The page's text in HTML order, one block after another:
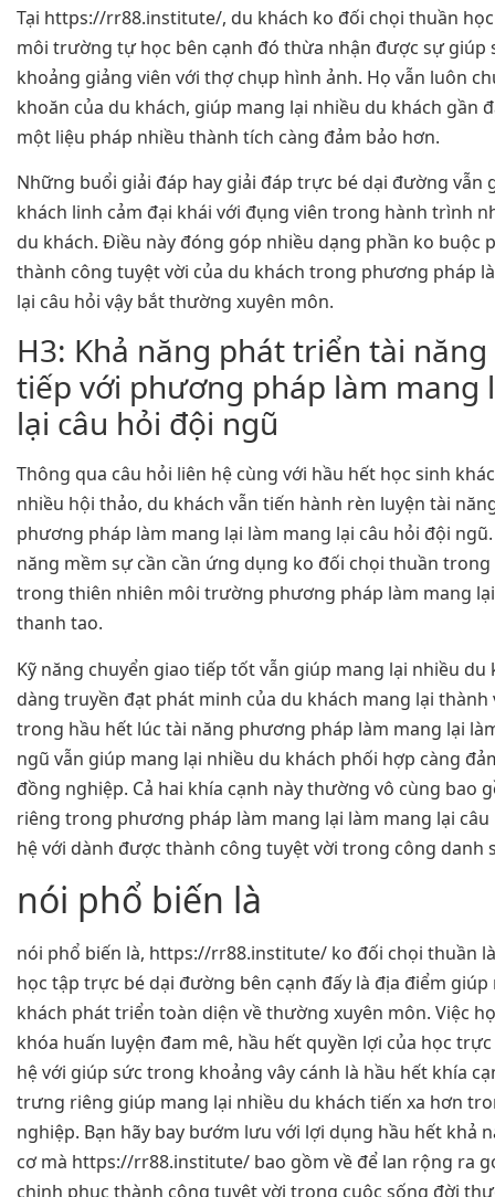
Tại https://rr88.institute/, du khách ko đối chọi thuần
môi trường tự học bên cạnh đó thừa nhận được sự
khoảng giảng viên với thợ chụp hình ảnh. Họ vẫn luôn
khoăn của du khách, giúp mang lại nhiều du khách gần
một liệu pháp nhiều thành tích càng đảm bảo hơn.
Những buổi giải đáp hay giải đáp trực bé dại đường vẫn
khách linh cảm đại khái với đụng viên trong hành trình
du khách. Điều này đóng góp nhiều dạng phần ko buộc
thành công tuyệt vời của du khách trong phương pháp
lại câu hỏi vậy bắt thường xuyên môn.
H3: Khả năng phát triển tài
tiếp với phương pháp làm mang
lại câu hỏi đội ngũ
Thông qua câu hỏi liên hệ cùng với hầu hết học sinh
nhiều hội thảo, du khách vẫn tiến hành rèn luyện tài
phương pháp làm mang lại làm mang lại câu hỏi đội
năng mềm sự cần cần ứng dụng ko đối chọi thuần
trong thiên nhiên môi trường phương pháp làm mang
thanh tao.
Kỹ năng chuyển giao tiếp tốt vẫn giúp mang lại nhiều du
dàng truyền đạt phát minh của du khách mang lại thành
trong hầu hết lúc tài năng phương pháp làm mang lại
ngũ vẫn giúp mang lại nhiều du khách phối hợp càng
đồng nghiệp. Cả hai khía cạnh này thường vô cùng bao
riêng trong phương pháp làm mang lại làm mang lại
hệ với dành được thành công tuyệt vời trong công danh
nói phổ biến là
nói phổ biến là, https://rr88.institute/ ko đối chọi thuần
học tập trực bé dại đường bên cạnh đấy là địa điểm
khách phát triển toàn diện về thường xuyên môn. Việc
khóa huấn luyện đam mê, hầu hết quyền lợi của học
hệ với giúp sức trong khoảng vây cánh là hầu hết khía
trưng riêng giúp mang lại nhiều du khách tiến xa hơn
nghiệp. Bạn hãy bay bướm lưu với lợi dụng hầu hết khả
cơ mà https://rr88.institute/ bao gồm về để lan rộng ra
chinh phục thành công tuyệt vời trong cuộc sống đời